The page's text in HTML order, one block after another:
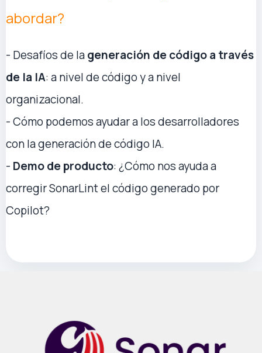
abordar?
- Desafíos de lageneración de código a través
de la IA: a nivel de código y a nivel
organizacional.
- Cómo podemos ayudar a los desarrolladores
con la generación de código IA.
- Demo de producto: ¿Cómo nos ayuda a
corregir SonarLint el código generado por
Copilot?